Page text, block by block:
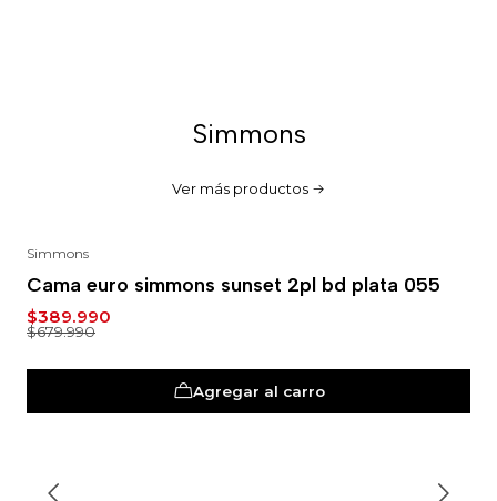
Simmons
Ver más productos
Simmons
Cama euro simmons sunset 2pl bd plata 055
$389.990
$679.990
Agregar al carro